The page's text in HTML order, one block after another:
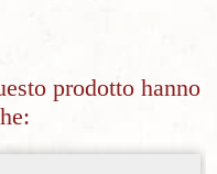
prodotto hanno